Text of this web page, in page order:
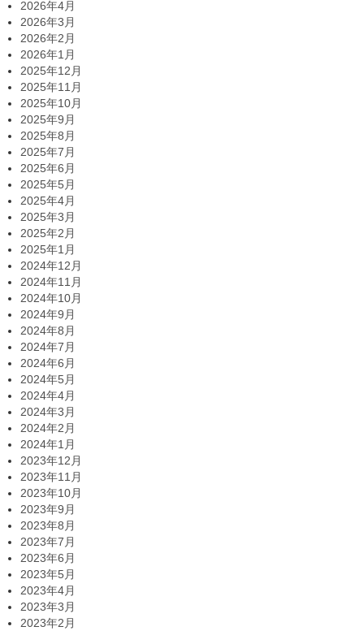
2026年4月
2026年3月
2026年2月
2026年1月
2025年12月
2025年11月
2025年10月
2025年9月
2025年8月
2025年7月
2025年6月
2025年5月
2025年4月
2025年3月
2025年2月
2025年1月
2024年12月
2024年11月
2024年10月
2024年9月
2024年8月
2024年7月
2024年6月
2024年5月
2024年4月
2024年3月
2024年2月
2024年1月
2023年12月
2023年11月
2023年10月
2023年9月
2023年8月
2023年7月
2023年6月
2023年5月
2023年4月
2023年3月
2023年2月